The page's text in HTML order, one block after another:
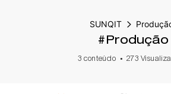
SUNQIT
#Produção
3 conteúdo 273